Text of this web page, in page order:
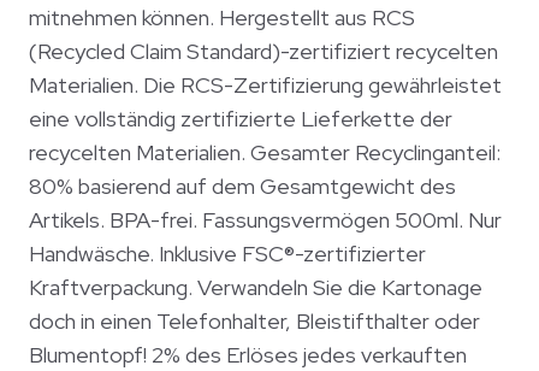
mitnehmen können. Hergestellt aus RCS
(Recycled Claim Standard)-zertifiziert recycelten
Materialien. Die RCS-Zertifizierung gewährleistet
eine vollständig zertifizierte Lieferkette der
recycelten Materialien. Gesamter Recyclinganteil:
80% basierend auf dem Gesamtgewicht des
Artikels. BPA-frei. Fassungsvermögen 500ml. Nur
Handwäsche. Inklusive FSC®-zertifizierter
Kraftverpackung. Verwandeln Sie die Kartonage
doch in einen Telefonhalter, Bleistifthalter oder
Blumentopf! 2% des Erlöses jedes verkauften